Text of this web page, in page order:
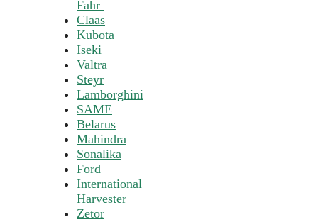
Fahr
Claas
Kubota
Iseki
Valtra
Steyr
Lamborghini
SAME
Belarus
Mahindra
Sonalika
Ford
International
Harvester
Zetor